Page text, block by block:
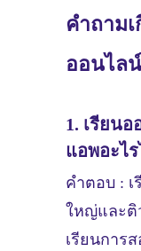
คำถามเ
ออนไลน์
1. เรียน
แอพอะไ
คำตอบ :
ใหญ่และติ
เรียนการ